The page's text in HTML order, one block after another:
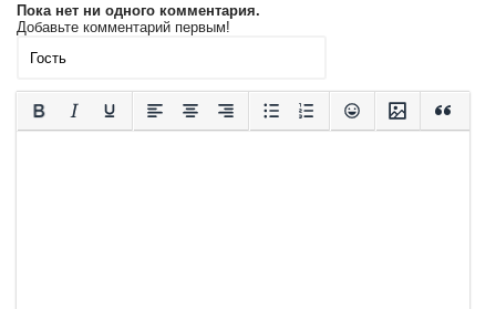
Пока нет ни одного комментария.
Добавьте комментарий первым!